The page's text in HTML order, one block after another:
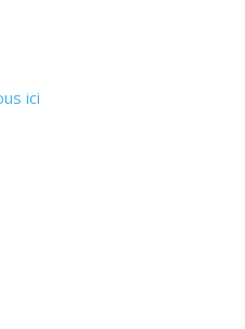
ici